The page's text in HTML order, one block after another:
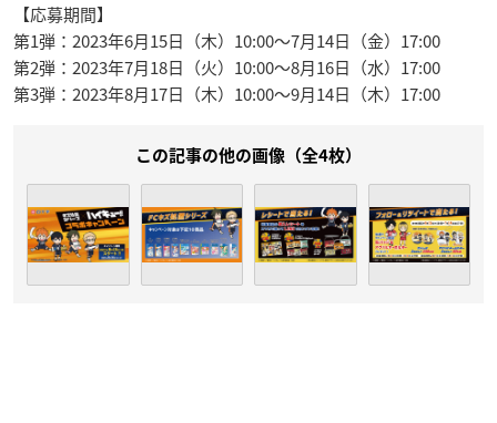
【応募期間】
第1弾：2023年6月15日（木）10:00～7月14日（金）17:00
第2弾：2023年7月18日（火）10:00～8月16日（水）17:00
第3弾：2023年8月17日（木）10:00～9月14日（木）17:00
この記事の他の画像（全4枚）